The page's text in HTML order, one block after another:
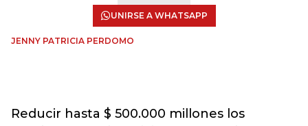
UNIRSE A WHATSAPP
JENNY PATRICIA PERDOMO
Reducir hasta $ 500.000 millones los